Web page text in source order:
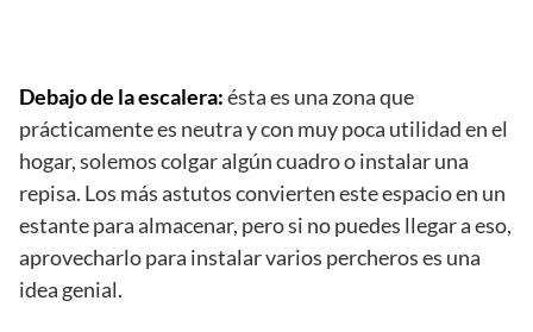
Debajo de la escalera:ésta es una zona que
prácticamente es neutra y con muy poca utilidad en el
hogar, solemos colgar algún cuadro o instalar una
repisa. Los más astutos convierten este espacio en un
estante para almacenar, pero si no puedes llegar a eso,
aprovecharlo para instalar varios percheros es una
idea genial.